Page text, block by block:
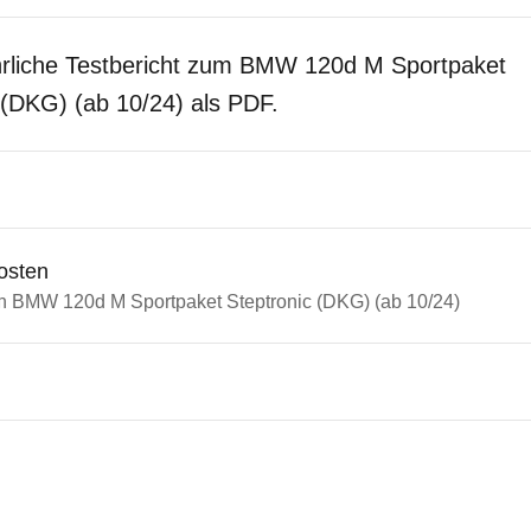
Testbericht zum BMW 120d M Sportpaket
(ab 10/24) als PDF.
BMW 120d M Sportpaket Steptronic (DKG) (ab 10/24)